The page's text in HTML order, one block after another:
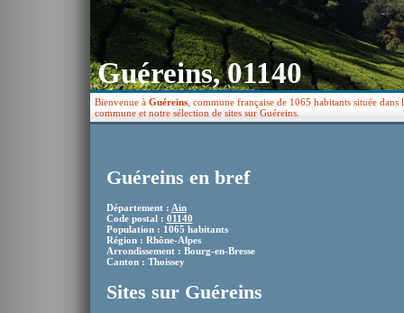
Guéreins, 01140
Bienvenue à Guéreins , commune française de 1065 habitants située
commune et notre sélection de sites sur Guéreins.
Guéreins en bref
Département : Ain
Code postal : 01140
Population : 1065 habitants
Région : Rhône-Alpes
Arrondissement : Bourg-en-Bresse
Canton : Thoissey
Sites sur Guéreins